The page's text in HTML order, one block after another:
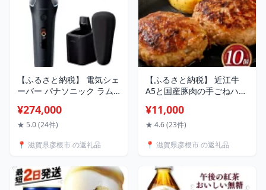
【ふるさと納税】 電気シェ
ーバー パナソニック ラム
L690U Panasonic
LAMDASH シェーバー 替刃
げ剃り 髭剃り ヒゲ剃り 家
り ギフト 贈り物 父の日 男
性 防水 充電式 ラムダッシ
¥274,000
★ 5.0 (24件)
📍 滋賀県彦根市 の返礼品
【ふるさと納税】 近江牛
A5と国産豚肉の手ごねハン
ンバーグ 近江牛 近江牛ハ
ンバーグ 冷凍 A5 A5ランク
豚肉 国産豚 和牛 黒毛和牛
メス牛 ブランド牛 お歳暮
おすすめ 滋賀 彦根
¥11,000
★ 4.6 (23件)
📍 滋賀県彦根市 の返礼品